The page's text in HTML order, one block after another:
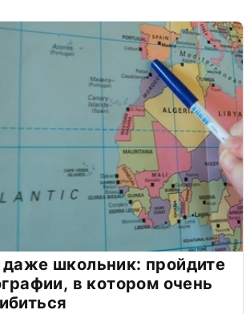
даже школьник: пройдите
в котором очень